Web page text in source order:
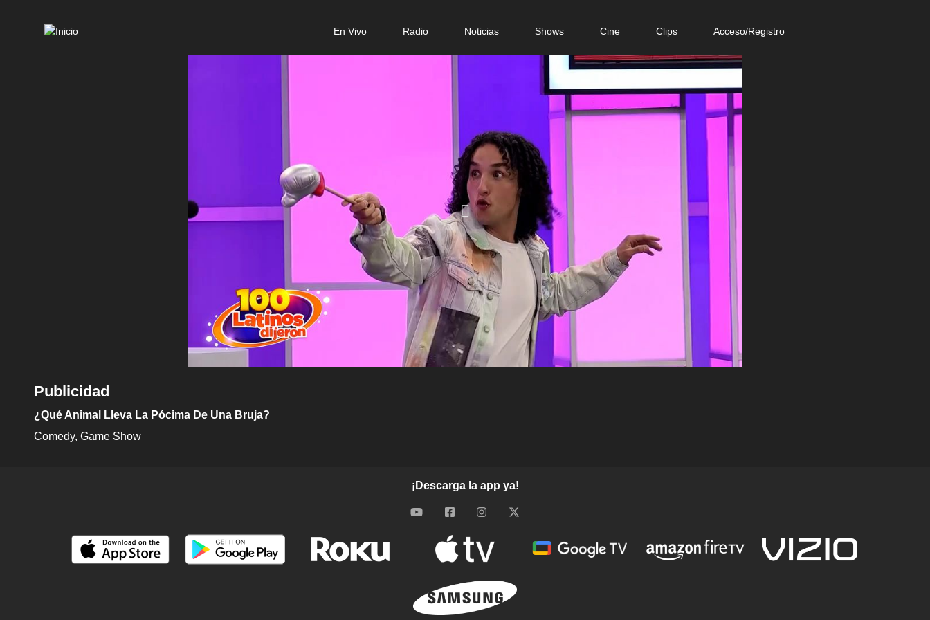
En Vivo Radio Noticias Shows Cine Clips Acceso/Registro
Publicidad
¿Qué Animal Lleva La Pócima De Una Bruja?
Comedy Game Show
¡Descarga la app ya!